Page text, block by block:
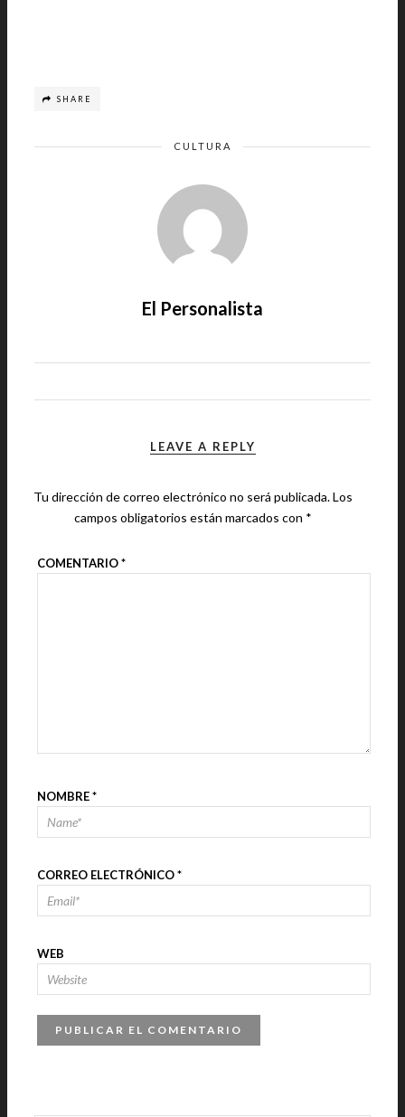
SHARE
CULTURA
El Personalista
LEAVE A REPLY
Tu dirección de correo electrónico no será publicada.Los
campos obligatorios están marcados con *
COMENTARIO*
NOMBRE*
CORREO ELECTRÓNICO*
WEB